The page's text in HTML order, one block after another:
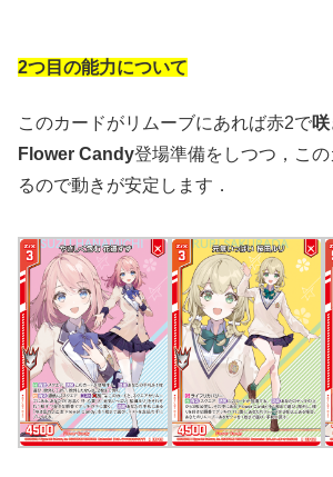
2つ目の能力について
このカードがリムーブにあれば赤2で
Flower Candy登場準備をしつつ，こ
るので動きが安定します．